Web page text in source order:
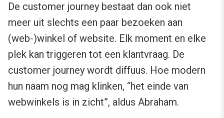
De customer journey bestaat dan ook niet
meer uit slechts een paar bezoeken aan
(web-)winkel of website. Elk moment en elke
plek kan triggeren tot een klantvraag. De
customer journey wordt diffuus. Hoe modern
hun naam nog mag klinken, “het einde van
webwinkels is in zicht”, aldus Abraham.